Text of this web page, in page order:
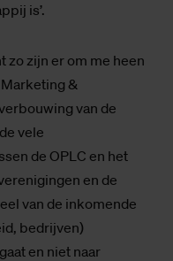
is’.
zo zijn er om me heen
&
van de
vele
de OPLC en het
en de
van de inkomende
bedrijven)
en niet naar